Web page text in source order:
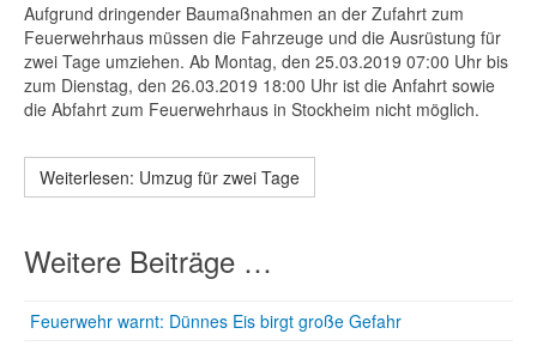
Aufgrund dringender Baumaßnahmen an der Zufahrt zum
Feuerwehrhaus müssen die Fahrzeuge und die Ausrüstung für
zwei Tage umziehen. Ab Montag, den 25.03.2019 07:00 Uhr bis
zum Dienstag, den 26.03.2019 18:00 Uhr ist die Anfahrt sowie
die Abfahrt zum Feuerwehrhaus in Stockheim nicht möglich.
Weiterlesen: Umzug für zwei Tage
Weitere Beiträge …
Feuerwehr warnt: Dünnes Eis birgt große Gefahr